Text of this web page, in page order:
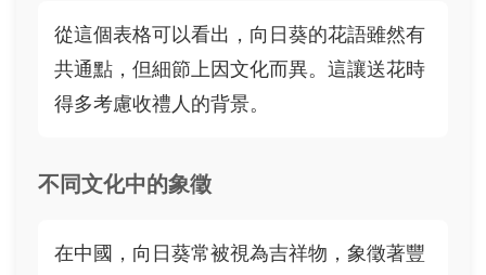
從這個表格可以看出，向日葵的花語雖然有
共通點，但細節上因文化而異。這讓送花時
得多考慮收禮人的背景。
不同文化中的象徵
在中國，向日葵常被視為吉祥物，象徵著豐